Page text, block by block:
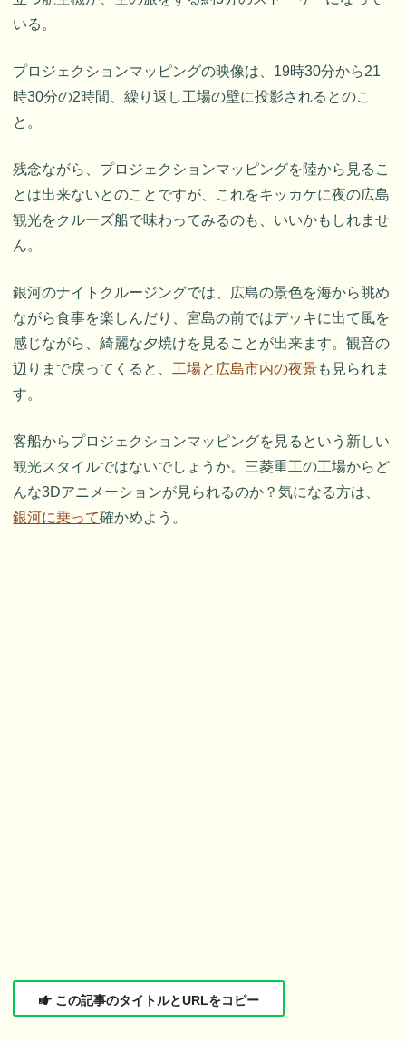
いる。
プロジェクションマッピングの映像は、19時30分から21
時30分の2時間、繰り返し工場の壁に投影されるとのこ
と。
残念ながら、プロジェクションマッピングを陸から見るこ
とは出来ないとのことですが、これをキッカケに夜の広島
観光をクルーズ船で味わってみるのも、いいかもしれませ
ん。
銀河のナイトクルージングでは、広島の景色を海から眺め
ながら食事を楽しんだり、宮島の前ではデッキに出て風を
感じながら、綺麗な夕焼けを見ることが出来ます。観音の
辺りまで戻ってくると、 工場と広島市内の夜景も見られま
す。
客船からプロジェクションマッピングを見るという新しい
観光スタイルではないでしょうか。三菱重工の工場からど
んな3Dアニメーションが見られるのか？気になる方は、
銀河に乗って確かめよう。
この記事のタイトルとURLをコピー